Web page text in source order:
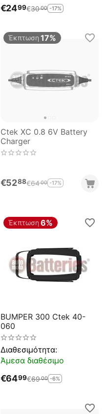
€2499€3000 -17%
Έκπτωση 17%
Ctek XC 0.8 6V Battery
Charger
€5288€6400 -17%
Έκπτωση 6%
BUMPER 300 Ctek 40-
060
Διαθεσιμότητα:
Άμεσα διαθέσιμο
€6499€6900 -6%